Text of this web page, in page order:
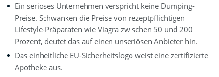
Ein seriöses Unternehmen verspricht keine Dumping-
Preise. Schwanken die Preise von rezeptpflichtigen
Lifestyle-Präparaten wie Viagra zwischen 50 und 200
Prozent, deutet das auf einen unseriösen Anbieter hin.
Das einheitliche EU-Sicherheitslogo weist eine zertifizierte
Apotheke aus.